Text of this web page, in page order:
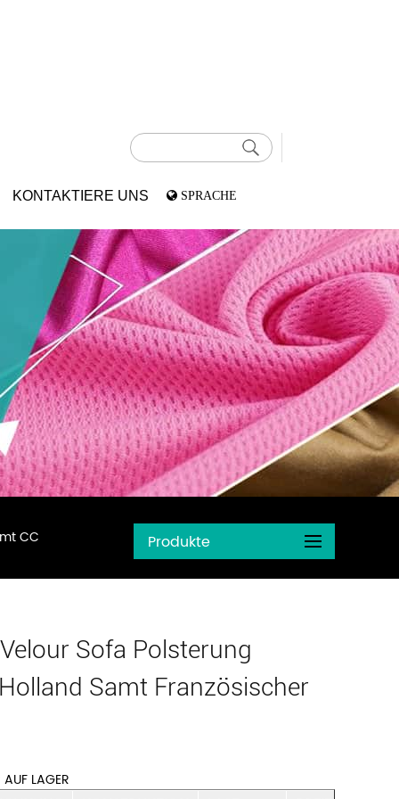
KONTAKTIERE UNS SPRACHE
CC Produkte
Sofa Polsterung
Samt Französischer
LAGER